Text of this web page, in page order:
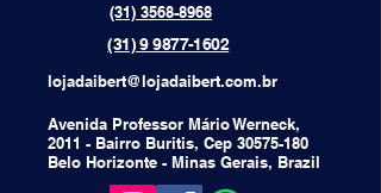
(31) 3568-8968
{[[[[(31) 9 9877-1602
lojadaibert@lojadaibert.com.br
Avenida Professor Mário Werneck,
2011 - Bairro Buritis, Cep 30575-180
Belo Horizonte - Minas Gerais, Brazil